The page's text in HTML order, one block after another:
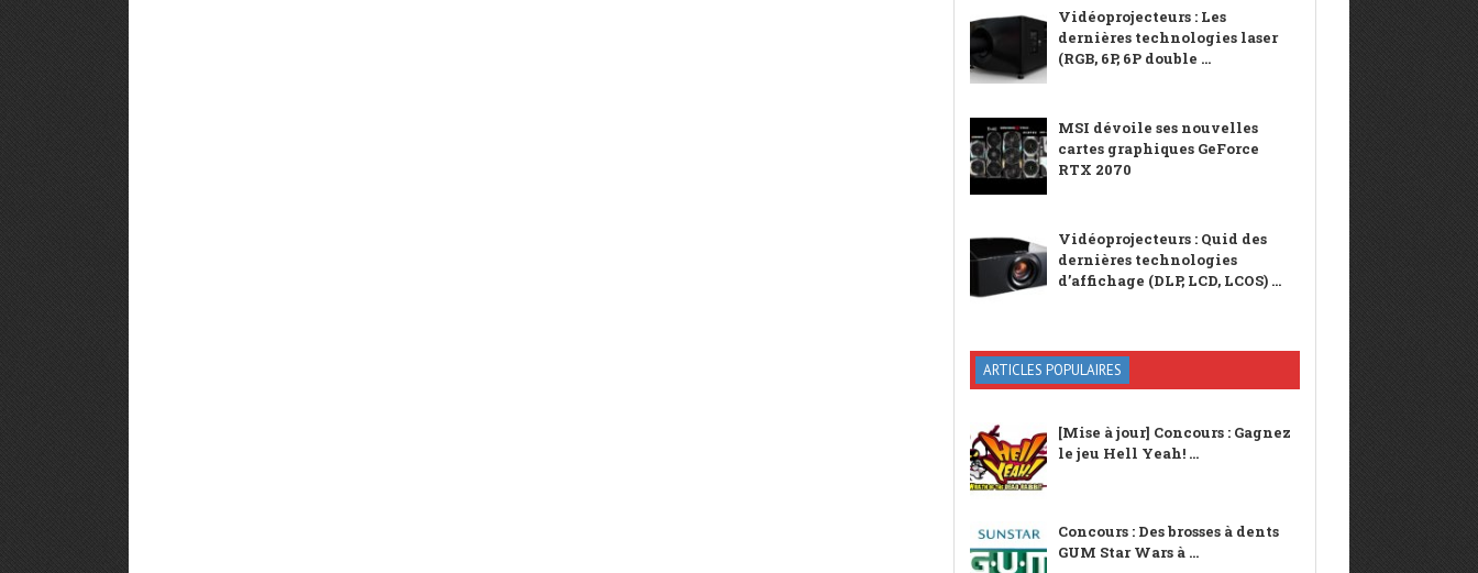
Vidéoprojecteurs : Les
dernières technologies laser
(RGB, 6P, 6P double ...
MSI dévoile ses nouvelles
cartes graphiques GeForce
RTX 2070
Vidéoprojecteurs : Quid des
dernières technologies
d’affichage (DLP, LCD, LCOS) ...
ARTICLES POPULAIRES
[Mise à jour] Concours : Gagnez
le jeu Hell Yeah! ...
Concours : Des brosses à dents
GUM Star Wars à ...